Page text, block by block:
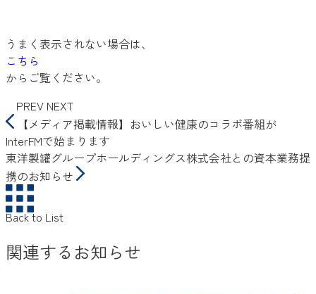
うまく表示されない場合は、
こちら
からご覧ください。
PREV NEXT
【メディア掲載情報】おいしい健康のコラボ番組が
InterFMで始まります
東洋製罐グループホールディングス株式会社との資本業務提
携のお知らせ
Back to List
関連するお知らせ